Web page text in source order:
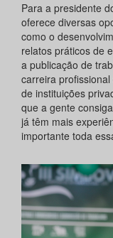
Para a presidente
oferece diversas
como o
relatos práticos de
a publicação de
carreira
de instituições
que a gente
já têm mais
importante toda